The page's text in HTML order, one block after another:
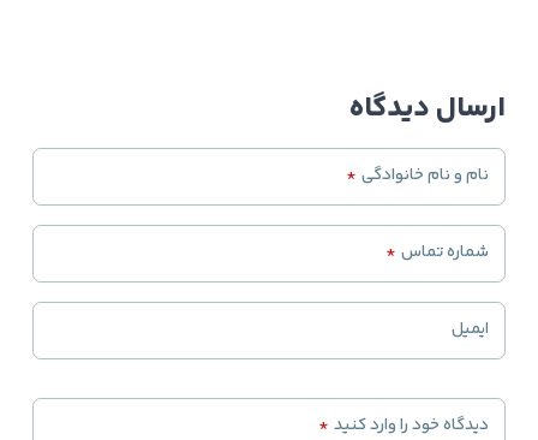
ارسال دیدگاه
نام و نام خانوادگی *
شماره تماس *
ایمیل
دیدگاه خود را وارد کنید *